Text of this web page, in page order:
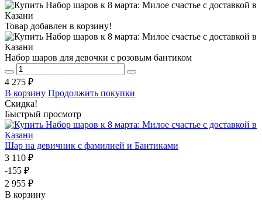
Товар добавлен в корзину!
Набор шаров для девочки с розовым бантиком
4 275 ₽
В корзину Продолжить покупки
Скидка!
Быстрый просмотр
Шар на девичник с фамилией и Бантиками
3 110 ₽
-155 ₽
2 955 ₽
В корзину